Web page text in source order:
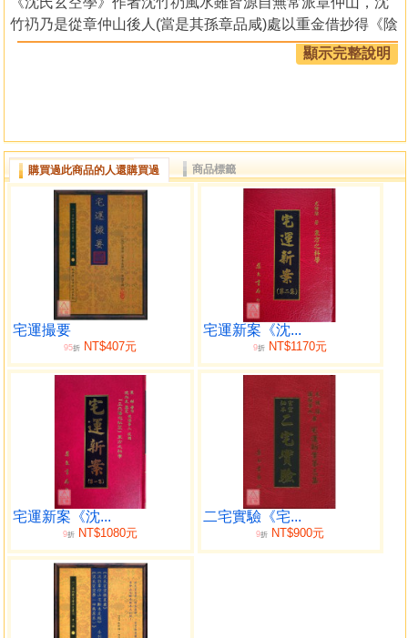
竹礽乃是從章仲山後人(當是其孫章品咸)處以重金借抄得《陰
陽二宅錄驗》中悟出，自成一派(「沈氏玄空」) 。而尤惜陰
則師承 章仲山帳房先生，乃無常派一支。二者雖類似，然而
玄空」不盡相同。讀者當細閱三家著述, 可知其異同。相傳章
仲山教授風水非常保守，一些門人從學多年仍未盡得訣法，
如著《天心正運》的華湛恩：「為『北斗打劫』之法未悟,忿
而退學。」所以，讀者除了細讀章仲山及其門人公開刊刻出
版的著述(包括本書)外，必需再與章氏門內的手鈔秘本、筆
記、宅案對讀，如：《章仲山挨星秘訣》、《臨穴指南》、
《章仲山宅案附無常派玄空秘要》、《章仲山秘傳玄空斷驗
筆記 附 章仲山斷宅圖註》、《章仲山門內秘傳二宅形氣確
驗》等，當可破譯無常派玄空的秘密。
作者有感於「多數讀者，僅知其理不知其用……國內實
業凋零敝，民生艱困，逐擬發心彙集各地實事，編訂成冊，
以供世之研究而利實用，俾助社會之發展，補人生之缺
憾。」本書集演本法師(尤惜陰)風水宅案三十餘則、榮柏雲風
水宅案一百五十餘，以供世之研究。本書宗旨旨在「助長社
會上切善業，根本矯正風化，使人人趨吉避凶，消除一切無
妄之災。更望仁者群起研究，俾此學日益昌明，廣為人間造
福！」「此術不獨救貧，且可治病。」所以本書并無吞吐守
秘之病，清楚明白，不論是研究無常派玄空或沈氏玄空，皆
是必讀經典！為令此書原版足本修正版不致湮沒，特以最新
技術清理版面精印，一以作術數資料保存珍藏，一以作民
俗、民國專題研究。
顯示完整說明
購買過此商品的人還購買過 商品標籤
宅運撮要
95折 NT$407元
宅運新案《沈...
9折 NT$1170元
宅運新案《沈...
9折 NT$1080元
二宅實驗《宅...
9折 NT$900元